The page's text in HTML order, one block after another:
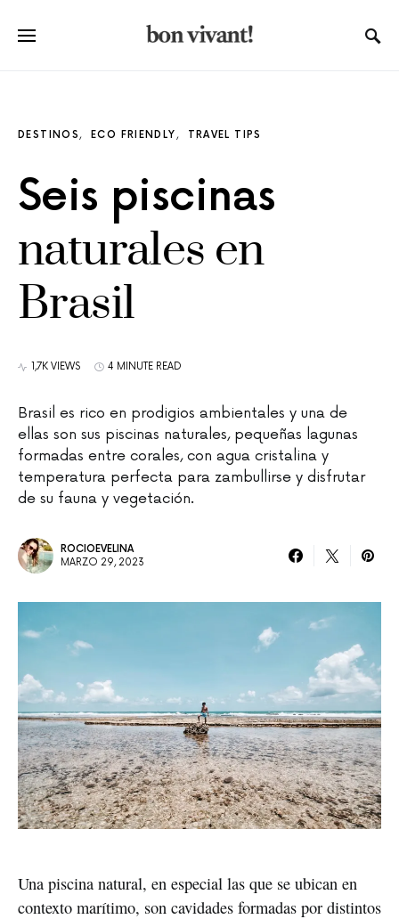
DESTINOS ECO FRIENDLY TRAVEL TIPS
Seis piscinas
naturales en
Brasil
1,7K VIEWS 4 MINUTE READ
Brasil es rico en prodigios ambientales y una de
ellas son sus piscinas naturales, pequeñas lagunas
formadas entre corales, con agua cristalina y
temperatura perfecta para zambullirse y disfrutar
de su fauna y vegetación.
ROCIOEVELINA
MARZO 29, 2023
Una piscina natural, en especial las que se ubican en
contexto marítimo, son cavidades formadas por distintos